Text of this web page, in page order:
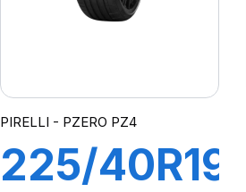
PIRELLI - PZERO PZ4
225/40R19